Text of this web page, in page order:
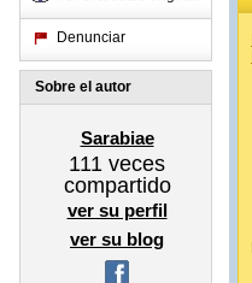
Denunciar
Sobre el autor
Sarabiae
111 veces
compartido
ver su perfil
ver su blog